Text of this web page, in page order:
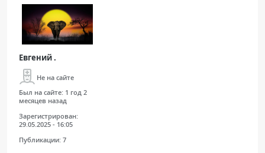
Евгений .
Не на сайте
Был на сайте: 1 год 2
месяцев назад
Зарегистрирован:
29.05.2025 - 16:05
Публикации: 7